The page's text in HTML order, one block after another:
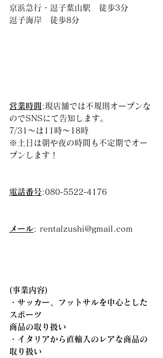
京浜急行・逗子葉山駅　徒歩3分
逗子海岸　徒歩8分
営業時間:現店舗では不規則オープンな
のでSNSにて告知します。
7/31〜は11時〜18時
※土日は朝や夜の時間も不定期でオー
プンします！
電話番号:080-5522-4176
メール: rentalzushi@gmail.com
(事業内容)
・サッカー、フットサルを中心とした
スポーツ
商品の取り扱い
・イタリアから直輸入のレアな商品の
取り扱い